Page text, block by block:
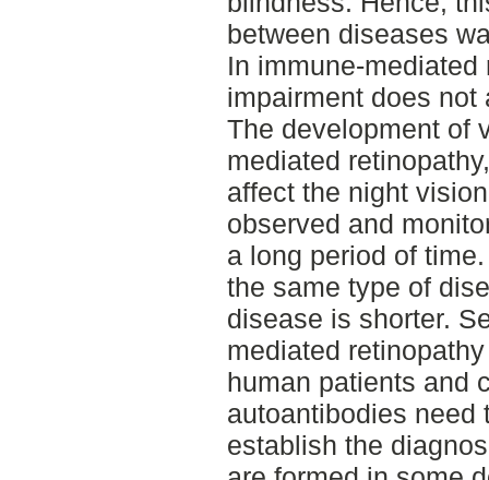
between diseases
In immune-
impairment does
The development of
mediated
affect the night
observed and
a long period of
the same type of
disease is shorter.
mediated
human patients and
autoantibodies need
establish the